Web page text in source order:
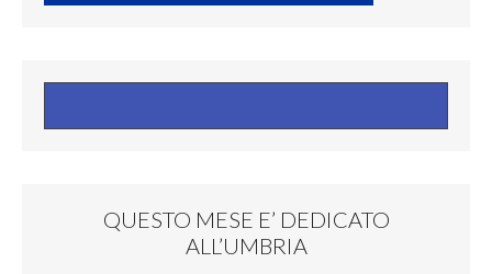
QUESTO MESE E’ DEDICATO
ALL’UMBRIA